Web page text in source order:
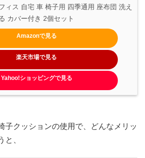
ィス 自宅 車 椅子用 四季通用 座布団 洗え
る カバー付き 2個セット
Amazonで見る
楽天市場で見る
Yahoo!ショッピングで見る
子クッションの使用で、どんなメリッ
と、